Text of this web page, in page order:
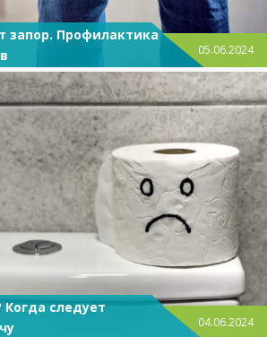
запор. Профилактика
05.06.2024
следует
04.06.2024